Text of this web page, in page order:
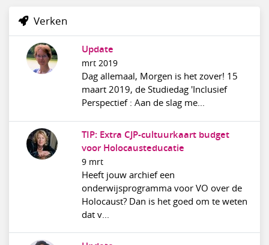
Verken
Update
mrt 2019
Dag allemaal, Morgen is het zover! 15
maart 2019, de Studiedag 'Inclusief
Perspectief : Aan de slag me...
TIP: Extra CJP-cultuurkaart budget
voor Holocausteducatie
9 mrt
Heeft jouw archief een
onderwijsprogramma voor VO over de
Holocaust? Dan is het goed om te weten
dat v...